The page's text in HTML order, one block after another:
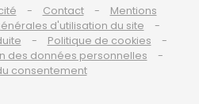
Contact
Mentions
d'utilisation du site
Politique de cookies
des données personnelles
consentement